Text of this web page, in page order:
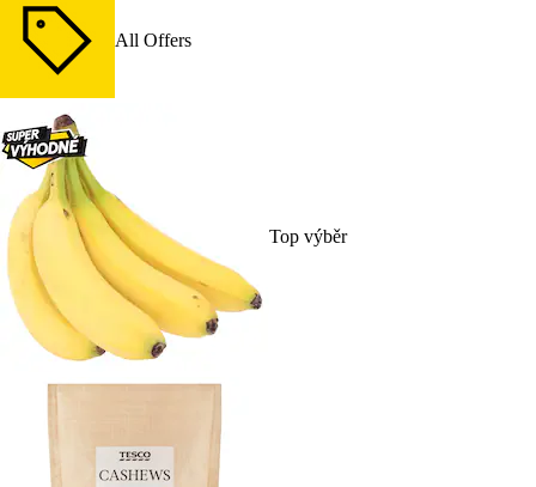
All Offers
Top výběr